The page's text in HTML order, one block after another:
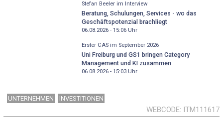
Stefan Beeler im Interview
Beratung, Schulungen, Services - wo das
Geschäftspotenzial brachliegt
06.08.2026 - 15:06Uhr
Erster CAS im September 2026
Uni Freiburg und GS1 bringen Category
Management und KI zusammen
06.08.2026 - 15:03Uhr
UNTERNEHMEN INVESTITIONEN
WEBCODE ITM111617